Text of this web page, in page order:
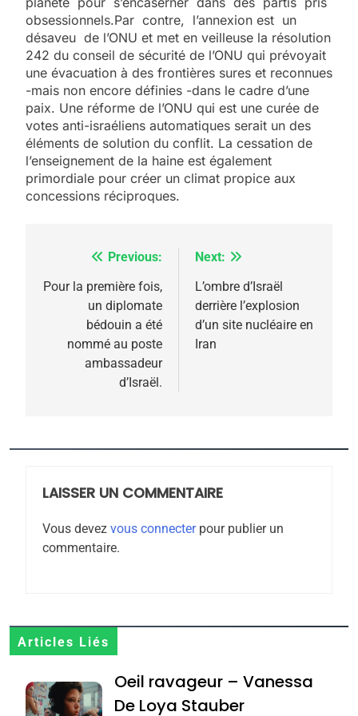
obsessionnels.Par contre, l’annexion est un
désaveu de l’ONU et met en veilleuse la résolution
242 du conseil de sécurité de l’ONU qui prévoyait
une évacuation à des frontières sures et reconnues
-mais non encore définies -dans le cadre d’une
paix. Une réforme de l’ONU qui est une curée de
votes anti-israéliens automatiques serait un des
éléments de solution du conflit. La cessation de
l’enseignement de la haine est également
primordiale pour créer un climat propice aux
concessions réciproques.
Navigation
de
l’article
Previous:
Pour la première fois,
un diplomate
bédouin a été
nommé au poste
ambassadeur
d’Israël.
Next:
L’ombre d’Israël
derrière l’explosion
d’un site nucléaire en
Iran
LAISSER UN COMMENTAIRE
Vous devez vous connecterpour publier un
commentaire.
Articles Liés
Oeil ravageur – Vanessa
De Loya Stauber
2025, l’année la plus
meurtrière selon le
rapport d’ADL contre
FRANCE
FIÈRE, DIGNE ET RÉSILIENTE :
MA JUDAÏTE par Thérèse
ISRAÉL JUDAISME
7
8
Tafraout, le miel de Tadla
Azilal consacrés produits
DAFINA MAROC